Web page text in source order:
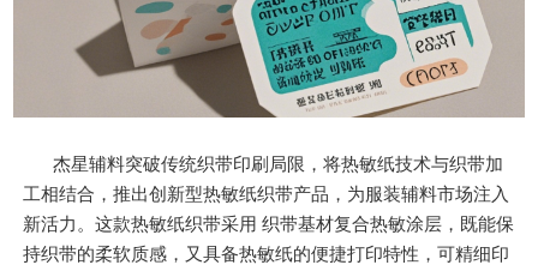
杰星辅料突破传统织带印刷局限，将热敏纸技术与织带加
工相结合，推出创新型热敏纸织带产品，为服装辅料市场注入
新活力。这款热敏纸织带采用 织带基材复合热敏涂层，既能保
持织带的柔软质感，又具备热敏纸的便捷打印特性，可精细印